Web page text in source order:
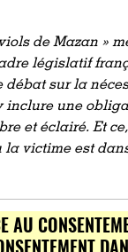
de Mazan »
législatif
débat sur la
inclure une
et éclairé. Et
victime est
AU